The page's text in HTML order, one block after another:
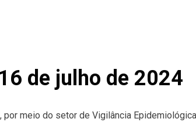
de julho de 2024
meio do setor de Vigilância